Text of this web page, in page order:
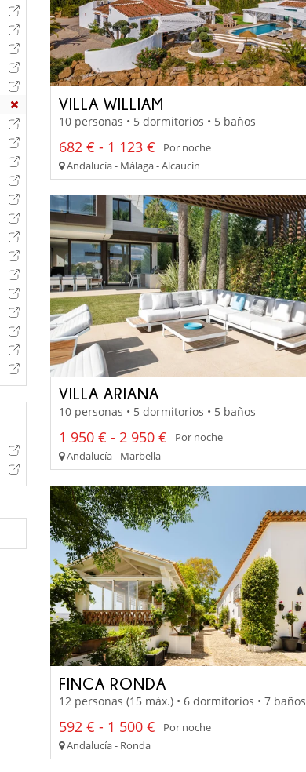
VILLA WILLIAM
10 personas • 5 dormitorios • 5 baños
682 € - 1 123 €
Por noche
Andalucía - Málaga - Alcaucin
VILLA ARIANA
10 personas • 5 dormitorios • 5 baños
1 950 € - 2 950 €
Por noche
Andalucía - Marbella
FINCA RONDA
12 personas (15 máx.) • 6 dormitorios • 7 baños
592 € - 1 500 €
Por noche
Andalucía - Ronda